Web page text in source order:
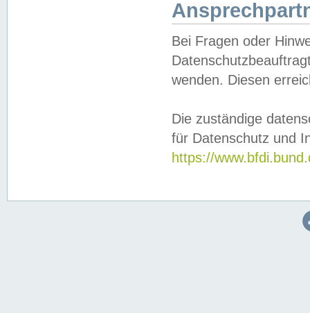
Bei Fragen oder
wenden. Diesen
Die zuständige
für Datenschutz und
https://